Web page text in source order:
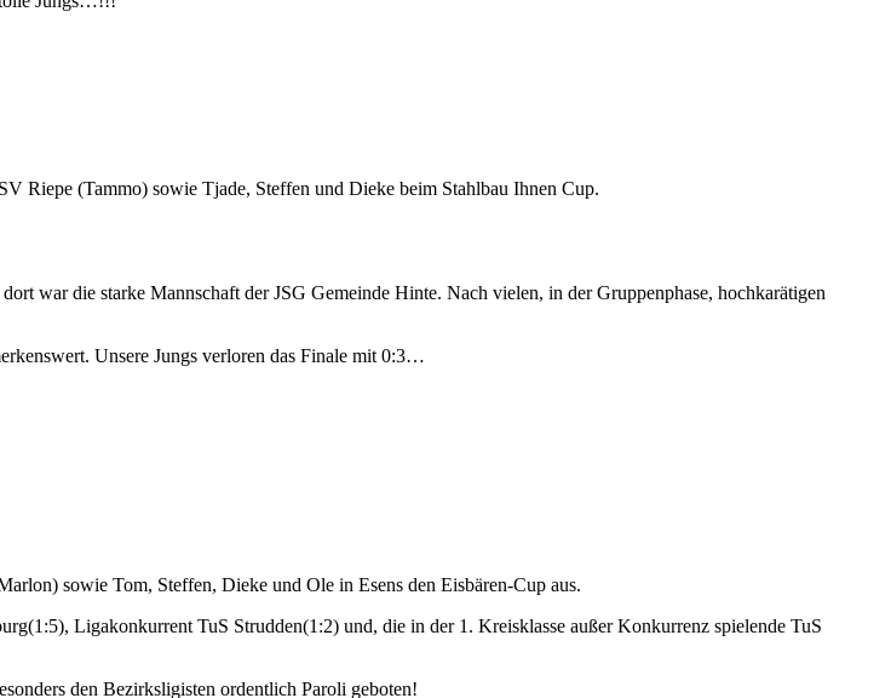
Riepe (Tammo) sowie Tjade, Steffen und Dieke beim Stahlbau Ihnen Cup.
war die starke Mannschaft der JSG Gemeinde Hinte. Nach vielen, in der Gruppenphase, hochkarätigen
Unsere Jungs verloren das Finale mit 0:3…
sowie Tom, Steffen, Dieke und Ole in Esens den Eisbären-Cup aus.
Ligakonkurrent TuS Strudden(1:2) und, die in der 1. Kreisklasse außer Konkurrenz spielende TuS
den Bezirksligisten ordentlich Paroli geboten!